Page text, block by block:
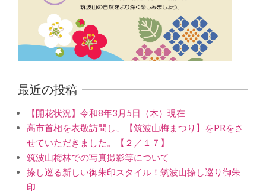
最近の投稿
【開花状況】令和8年3月5日（木）現在
高市首相を表敬訪問し、【筑波山梅まつり】をPRをさ
せていただきました。【２／１７】
筑波山梅林での写真撮影等について
捺し巡る新しい御朱印スタイル！筑波山捺し巡り御朱
印